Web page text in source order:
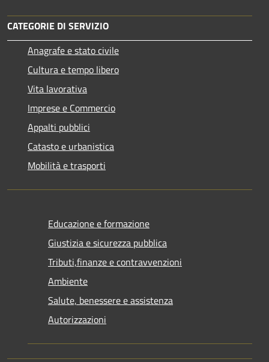
CATEGORIE DI SERVIZIO
Anagrafe e stato civile
Cultura e tempo libero
Vita lavorativa
Imprese e Commercio
Appalti pubblici
Catasto e urbanistica
Mobilità e trasporti
Educazione e formazione
Giustizia e sicurezza pubblica
Tributi,finanze e contravvenzioni
Ambiente
Salute, benessere e assistenza
Autorizzazioni